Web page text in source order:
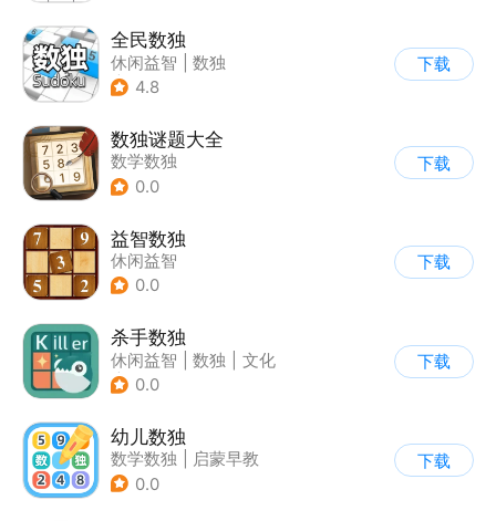
全民数独
休闲益智
数独
| 学习教育
4.8
下载
数独谜题大全
数学数独
0.0
下载
益智数独
休闲益智
0.0
下载
杀手数独
休闲益智 数独
文化
| 学习教育
0.0
下载
幼儿数独
数学数独
启蒙早教
0.0
下载